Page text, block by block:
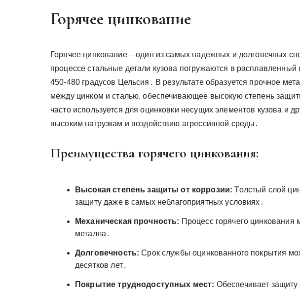
Горячее цинкование
Горячее цинкование – один из самых надежных и долговечных
процессе стальные детали кузова погружаются в расплавленный
450-480 градусов Цельсия․ В результате образуется прочное
между цинком и сталью, обеспечивающее высокую степень
часто используется для оцинковки несущих элементов кузова и
высоким нагрузкам и воздействию агрессивной среды․
Преимущества горячего цинкования:
Высокая степень защиты от коррозии: Толстый слой
защиту даже в самых неблагоприятных условиях․
Механическая прочность: Процесс горячего цинкования
металла․
Долговечность: Срок службы оцинкованного покрытия
десятков лет․
Покрытие труднодоступных мест: Обеспечивает